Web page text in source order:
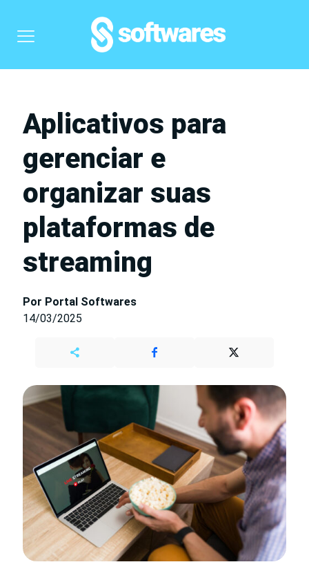
Aplicativos para
gerenciar e
organizar suas
plataformas de
streaming
Por Portal Softwares
14/03/2025